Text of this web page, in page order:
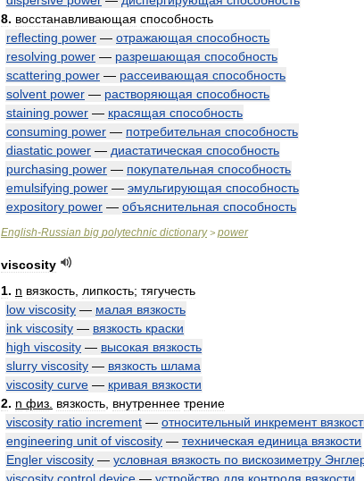
8. восстанавливающая способность
reflecting power — отражающая способность
resolving power — разрешающая способность
scattering power — рассеивающая способность
solvent power — растворяющая способность
staining power — красящая способность
consuming power — потребительная способность
diastatic power — диастатическая способность
purchasing power — покупательная способность
emulsifying power — эмульгирующая способность
expository power — объяснительная способность
English-Russian big polytechnic dictionary> power
viscosity
1. n вязкость липкость; тягучесть
low viscosity — малая вязкость
ink viscosity — вязкость краски
high viscosity — высокая вязкость
slurry viscosity — вязкость шлама
viscosity curve — кривая вязкости
2. n физ вязкость внутреннее трение
viscosity ratio increment — относительный инкремент
engineering unit of viscosity — техническая единица вязкости
Engler viscosity — условная вязкость по вискозиметру